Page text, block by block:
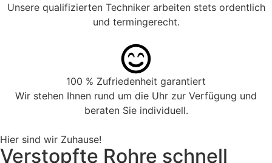
Unsere qualifizierten Techniker arbeiten stets ordentlich
und termingerecht.
100 % Zufriedenheit garantiert
Wir stehen Ihnen rund um die Uhr zur Verfügung und
beraten Sie individuell.
Hier sind wir Zuhause!
Verstopfte Rohre schnell